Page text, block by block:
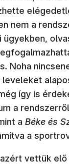
nem a
ügyekben,
Noha
így is
a
a Béke és
a
vettük elő